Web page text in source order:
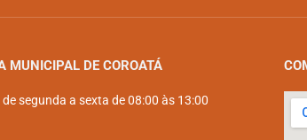
MUNICIPAL DE COROATÁ
segunda a sexta de 08:00 às 13:00